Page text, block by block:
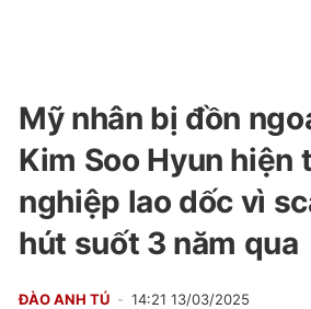
Mỹ nhân bị đồn
Kim Soo Hyun hiện
nghiệp lao dốc vì
hút suốt 3 năm qua
ĐÀO ANH TÚ 14:21 13/03/2025